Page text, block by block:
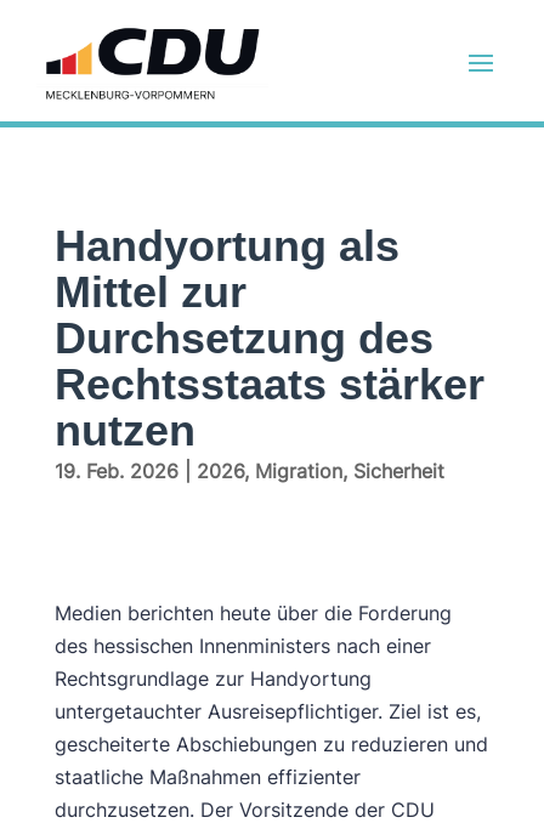
Handyortung als
Mittel zur
Durchsetzung des
Rechtsstaats stärker
nutzen
19. Feb. 2026| 2026, Migration, Sicherheit
Medien berichten heute über die Forderung
des hessischen Innenministers nach einer
Rechtsgrundlage zur Handyortung
untergetauchter Ausreisepflichtiger. Ziel ist es,
gescheiterte Abschiebungen zu reduzieren und
staatliche Maßnahmen effizienter
durchzusetzen. Der Vorsitzende der CDU